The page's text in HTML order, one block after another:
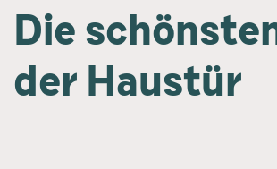
Die
der Haustür